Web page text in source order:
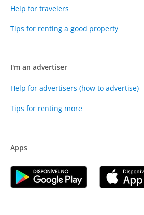
Help for travelers
Tips for renting a good property
I'm an advertiser
Help for advertisers (how to advertise)
Tips for renting more
Apps